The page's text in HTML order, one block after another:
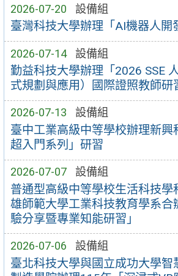
2026-07-20 設備組
臺灣科技大學辦理「AI機器人開
2026-07-14 設備組
勤益科技大學辦理「2026 SSE
式規劃與應用）國際證照教師研
2026-07-13 設備組
臺中工業高級中等學校辦理新興
超入門系列」研習
2026-07-07 設備組
普通型高級中等學校生活科技學
雄師範大學工業科技教育學系合
驗分享暨專業知能研習」
2026-07-06 設備組
臺北科技大學與國立成功大學智